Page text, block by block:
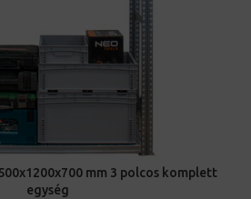
mm 3 polcos komplett
egység